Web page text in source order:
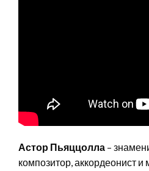
Астор Пьяццолла –
композитор, аккордеонист и